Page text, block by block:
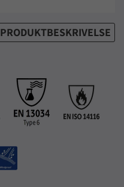
PRODUKTBESKRIVELSE